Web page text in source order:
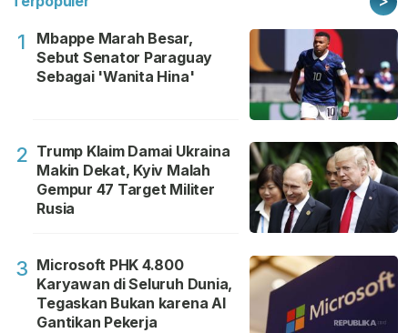
1
Mbappe Marah Besar,
Sebut Senator Paraguay
Sebagai 'Wanita Hina'
2 Trump Klaim Damai Ukraina
Makin Dekat, Kyiv Malah
Gempur 47 Target Militer
Rusia
3 Microsoft PHK 4.800
Karyawan di Seluruh Dunia,
Tegaskan Bukan karena AI
Gantikan Pekerja